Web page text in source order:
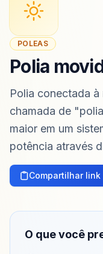
POLEAS
Polia
Polia conectada à
chamada de
maior em um
potência através
Compartilhar link
O que você